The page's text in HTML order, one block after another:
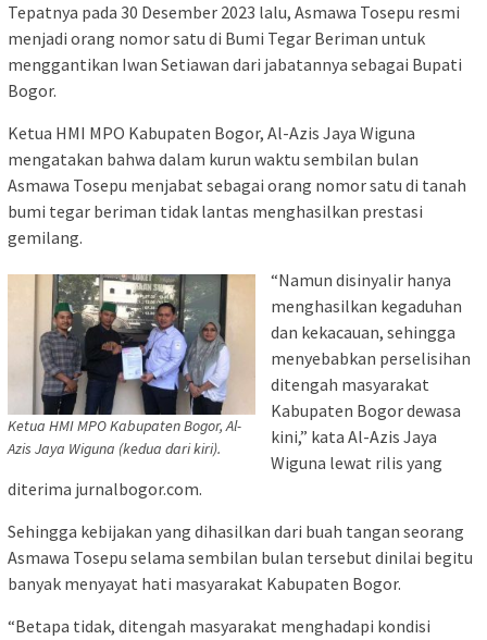
Tepatnya pada 30 Desember 2023 lalu, Asmawa Tosepu resmi
menjadi orang nomor satu di Bumi Tegar Beriman untuk
menggantikan Iwan Setiawan dari jabatannya sebagai Bupati
Bogor.
Ketua HMI MPO Kabupaten Bogor, Al-Azis Jaya Wiguna
mengatakan bahwa dalam kurun waktu sembilan bulan
Asmawa Tosepu menjabat sebagai orang nomor satu di tanah
bumi tegar beriman tidak lantas menghasilkan prestasi
gemilang.
Ketua HMI MPO Kabupaten Bogor, Al-
Azis Jaya Wiguna (kedua dari kiri).
“Namun disinyalir hanya
menghasilkan kegaduhan
dan kekacauan, sehingga
menyebabkan perselisihan
ditengah masyarakat
Kabupaten Bogor dewasa
kini,” kata Al-Azis Jaya
Wiguna lewat rilis yang
diterima jurnalbogor.com.
Sehingga kebijakan yang dihasilkan dari buah tangan seorang
Asmawa Tosepu selama sembilan bulan tersebut dinilai begitu
banyak menyayat hati masyarakat Kabupaten Bogor.
“Betapa tidak, ditengah masyarakat menghadapi kondisi